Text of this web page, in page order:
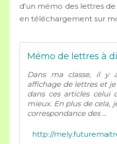
d'un mémo des lettres
en téléchargement sur
Dans ma classe, il y
affichage de lettres et
dans ces articles celui
mieux. En plus de cela,
correspondance des ...